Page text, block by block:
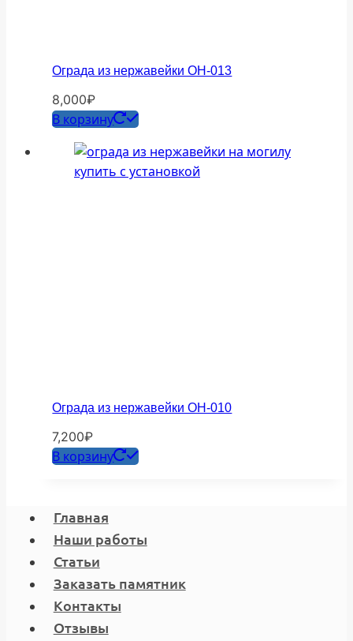
Ограда из нержавейки ОН-013
8,000₽
В корзину
Ограда из нержавейки ОН-010
7,200₽
В корзину
Главная
Наши работы
Статьи
Заказать памятник
Контакты
Отзывы